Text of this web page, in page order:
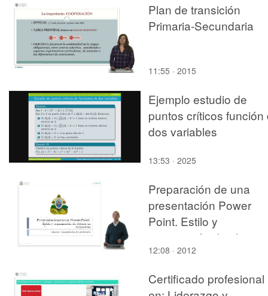
Plan de transición
Primaria-Secundaria
11:55 · 2015
Ejemplo estudio de
puntos críticos función
dos variables
13:53 · 2025
Preparación de una
presentación Power
Point. Estilo y
preparación de objetos
en transparencias.
12:08 · 2012
Certificado profesional